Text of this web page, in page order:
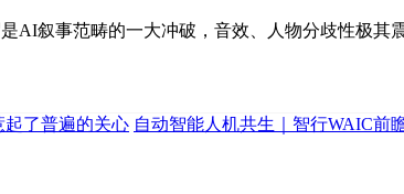
叙事范畴的一大冲破，音效、人物分歧性极其震
了普遍的关心 自动智能人机共生｜智行WAIC前